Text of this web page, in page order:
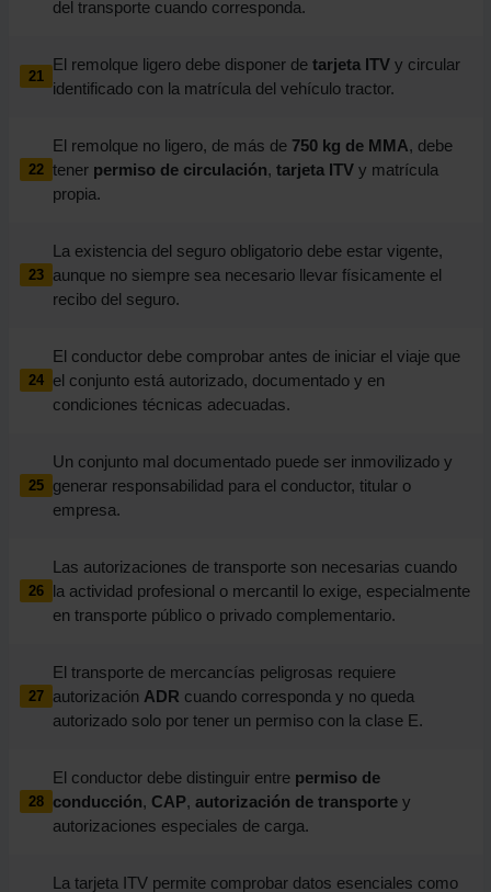
del transporte cuando corresponda.
21
El remolque ligero debe disponer de tarjeta ITVy circular
identificado con la matrícula del vehículo tractor.
22
El remolque no ligero, de más de 750 kg de MMA, debe
tener permiso de circulación, tarjeta ITVy matrícula
propia.
23
La existencia del seguro obligatorio debe estar vigente,
aunque no siempre sea necesario llevar físicamente el
recibo del seguro.
24
El conductor debe comprobar antes de iniciar el viaje que
el conjunto está autorizado, documentado y en
condiciones técnicas adecuadas.
25
Un conjunto mal documentado puede ser inmovilizado y
generar responsabilidad para el conductor, titular o
empresa.
26
Las autorizaciones de transporte son necesarias cuando
la actividad profesional o mercantil lo exige, especialmente
en transporte público o privado complementario.
27
El transporte de mercancías peligrosas requiere
autorización ADR cuando corresponda y no queda
autorizado solo por tener un permiso con la clase E.
28
El conductor debe distinguir entre permiso de
conducción, CAP, autorización de transportey
autorizaciones especiales de carga.
La tarjeta ITV permite comprobar datos esenciales como